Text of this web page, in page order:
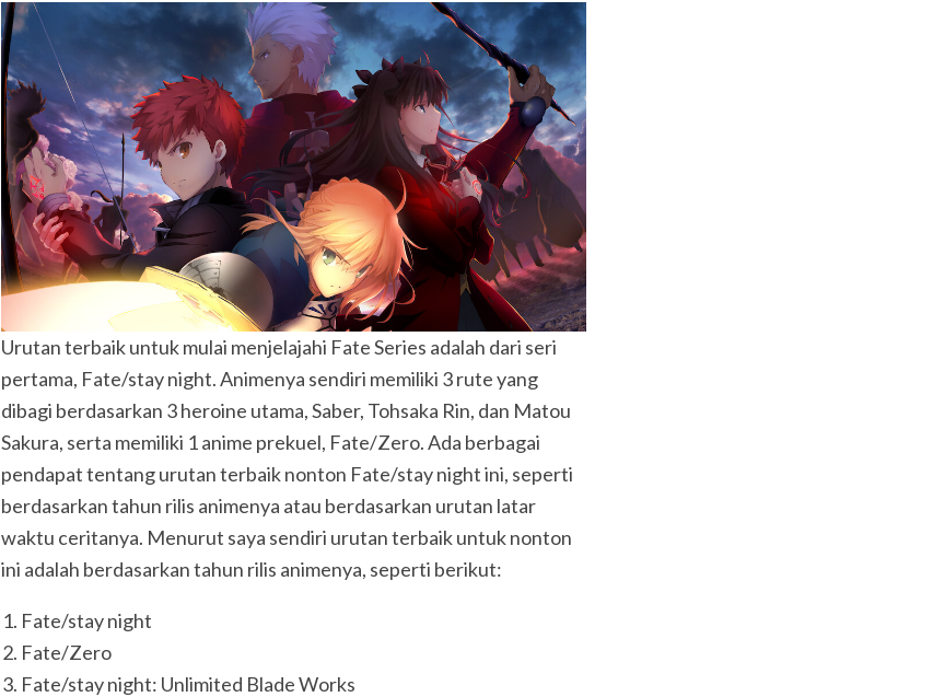
Urutan terbaik untuk mulai menjelajahi Fate Series adalah dari seri
pertama, Fate/stay night. Animenya sendiri memiliki 3 rute yang
dibagi berdasarkan 3 heroine utama, Saber, Tohsaka Rin, dan Matou
Sakura, serta memiliki 1 anime prekuel, Fate/Zero. Ada berbagai
pendapat tentang urutan terbaik nonton Fate/stay night ini, seperti
berdasarkan tahun rilis animenya atau berdasarkan urutan latar
waktu ceritanya. Menurut saya sendiri urutan terbaik untuk nonton
ini adalah berdasarkan tahun rilis animenya, seperti berikut:
Fate/stay night
Fate/Zero
Fate/stay night: Unlimited Blade Works